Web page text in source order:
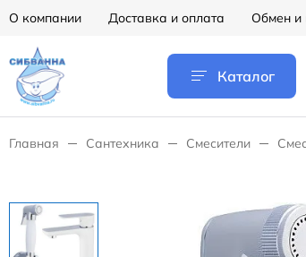
О компании Доставка и оплата Обмен и
Каталог
Главная Сантехника Смесители